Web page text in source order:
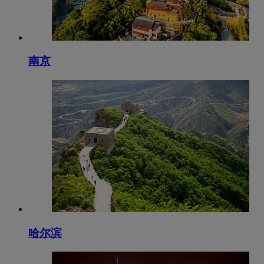
南京
哈尔滨